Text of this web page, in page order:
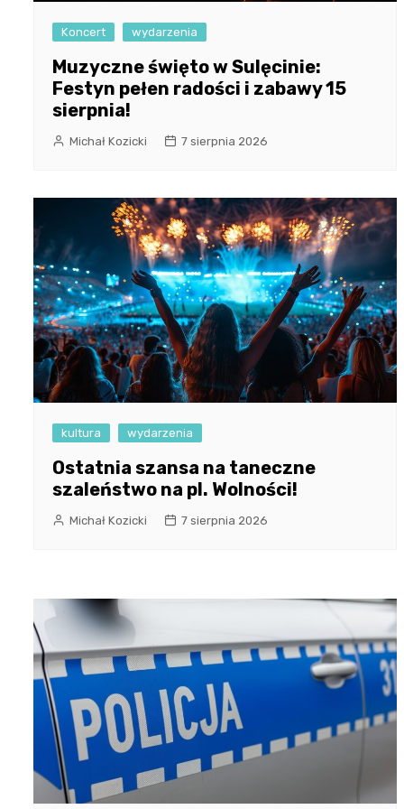
Koncert wydarzenia
Muzyczne święto w Sulęcinie:
Festyn pełen radości i zabawy 15
sierpnia!
Michał Kozicki 7 sierpnia 2026
kultura wydarzenia
Ostatnia szansa na taneczne
szaleństwo na pl. Wolności!
Michał Kozicki 7 sierpnia 2026